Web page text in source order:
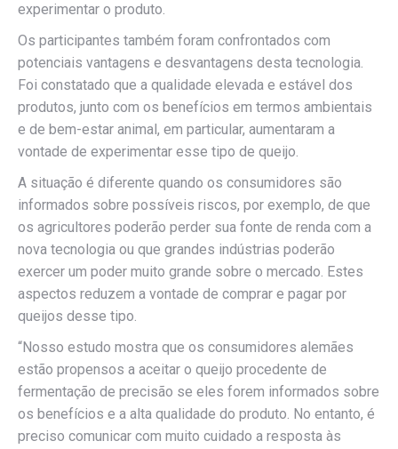
experimentar o produto.
Os participantes também foram confrontados com
potenciais vantagens e desvantagens desta tecnologia.
Foi constatado que a qualidade elevada e estável dos
produtos, junto com os benefícios em termos ambientais
e de bem-estar animal, em particular, aumentaram a
vontade de experimentar esse tipo de queijo.
A situação é diferente quando os consumidores são
informados sobre possíveis riscos, por exemplo, de que
os agricultores poderão perder sua fonte de renda com a
nova tecnologia ou que grandes indústrias poderão
exercer um poder muito grande sobre o mercado. Estes
aspectos reduzem a vontade de comprar e pagar por
queijos desse tipo.
“Nosso estudo mostra que os consumidores alemães
estão propensos a aceitar o queijo procedente de
fermentação de precisão se eles forem informados sobre
os benefícios e a alta qualidade do produto. No entanto, é
preciso comunicar com muito cuidado a resposta às